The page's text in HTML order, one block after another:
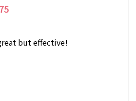
but effective!